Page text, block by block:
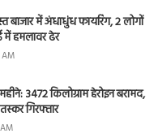
बाजार में अंधाधुंध फायरिंग, 2 लोगों
में हमलावर ढेर
3472 किलोग्राम हेरोइन बरामद,
गिरफ्तार